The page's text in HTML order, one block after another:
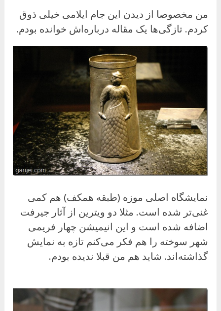
من مخصوصا از دیدن این جام ایلامی خیلی ذوق
کردم. تازگی‌ها یک مقاله درباره‌اش خوانده بودم.
نمایشگاه اصلی موزه (طبقه همکف) هم کمی
غنی‌تر شده است. مثلا دو ویترین از آثار جیرفت
اضافه شده است و این انیمیشن چهار فریمی
شهر سوخته را هم فکر می‌کنم تازه به نمایش
گذاشته‌اند. شاید هم من قبلا ندیده بودم.